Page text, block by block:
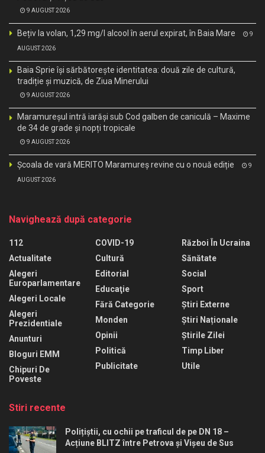
9 AUGUST 2026
Bețiv la volan, 1,29 mg/l alcool în aerul expirat, în Baia Mare 9
AUGUST 2026
Baia Sprie își sărbătorește identitatea: două zile de cultură,
tradiție și muzică, de Ziua Minerului
9 AUGUST 2026
Maramureșul intră iarăși sub Cod galben de caniculă – Maxime
de 34 de grade și nopți tropicale
9 AUGUST 2026
Școala de vară MERITO Maramureș revine cu o nouă ediție 9
AUGUST 2026
Navighează după categorie
112
Actualitate
Alegeri
Europarlamentare
Alegeri Locale
Alegeri
Prezidentiale
Anunturi
Bloguri EMM
Chipuri De
Poveste
COVID-19
Cultură
Editorial
Educaţie
Fără Categorie
Monden
Opinii
Politică
Publicitate
Război În Ucraina
Sănătate
Social
Sport
Știri Externe
Știri Naționale
Știrile Zilei
Timp Liber
Utile
Stiri recente
Polițiștii, cu ochii pe traficul de pe DN 18 –
Acțiune BLITZ între Petrova și Vișeu de Sus